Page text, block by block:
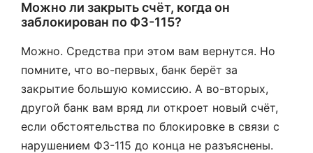
Можно ли закрыть счёт, когда он
заблокирован по ФЗ-115?
Можно. Средства при этом вам вернутся. Но
помните, что во-первых, банк берёт за
закрытие большую комиссию. А во-вторых,
другой банк вам вряд ли откроет новый счёт,
если обстоятельства по блокировке в связи с
нарушением ФЗ-115 до конца не разъяснены.